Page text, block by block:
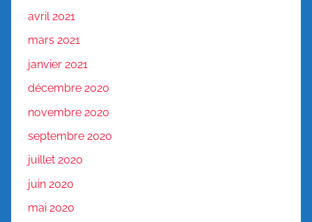
avril 2021
mars 2021
janvier 2021
décembre 2020
novembre 2020
septembre 2020
juillet 2020
juin 2020
mai 2020